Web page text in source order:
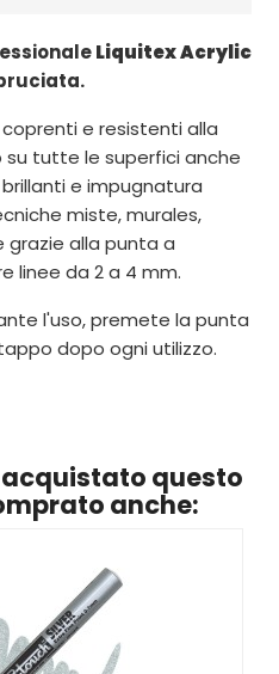
Liquitex Acrylic
e resistenti alla
su tutte le superfici anche
e impugnatura
miste, murales,
alla punta a
linee da 2 a 4 mm.
l'uso, premete la punta
dopo ogni utilizzo.
questo
anche: